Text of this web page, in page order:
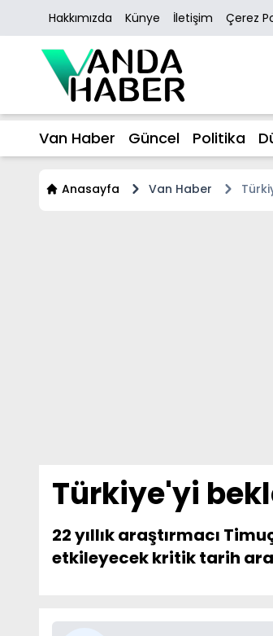
Hakkımızda Künye İletişim Çerez
Van Haber Güncel Politika
Anasayfa Van Haber
Türkiye'yi
22 yıllık araştırmacı
etkileyecek kritik tarih